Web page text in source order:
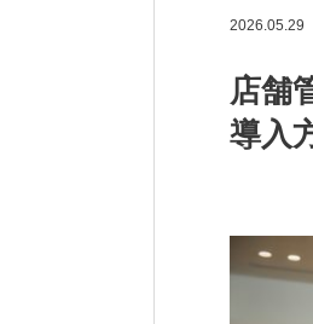
2026.05.29
店舗
導入